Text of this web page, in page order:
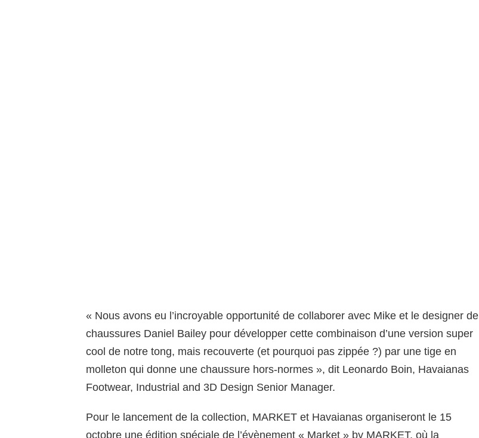
« Nous avons eu l’incroyable opportunité de collaborer avec Mike et le designer de
chaussures Daniel Bailey pour développer cette combinaison d’une version super
cool de notre tong, mais recouverte (et pourquoi pas zippée ?) par une tige en
molleton qui donne une chaussure hors-normes », dit Leonardo Boin, Havaianas
Footwear, Industrial and 3D Design Senior Manager.
Pour le lancement de la collection, MARKET et Havaianas organiseront le 15
octobre une édition spéciale de l’évènement « Market » by MARKET, où la